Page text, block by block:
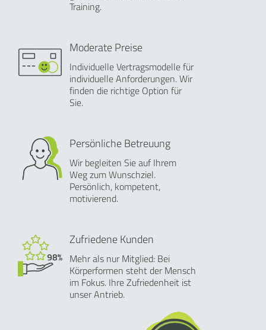
Training.
Moderate Preise
Individuelle Vertragsmodelle für
individuelle Anforderungen. Wir
finden die richtige Option für
Sie.
Persönliche Betreuung
Wir begleiten Sie auf Ihrem
Weg zum Wunschziel.
Persönlich, kompetent,
motivierend.
Zufriedene Kunden
Mehr als nur Mitglied: Bei
Körperformen steht der Mensch
im Fokus. Ihre Zufriedenheit ist
unser Antrieb.